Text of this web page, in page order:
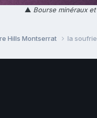
▲ Bourse minéraux
Hills Montserrat la